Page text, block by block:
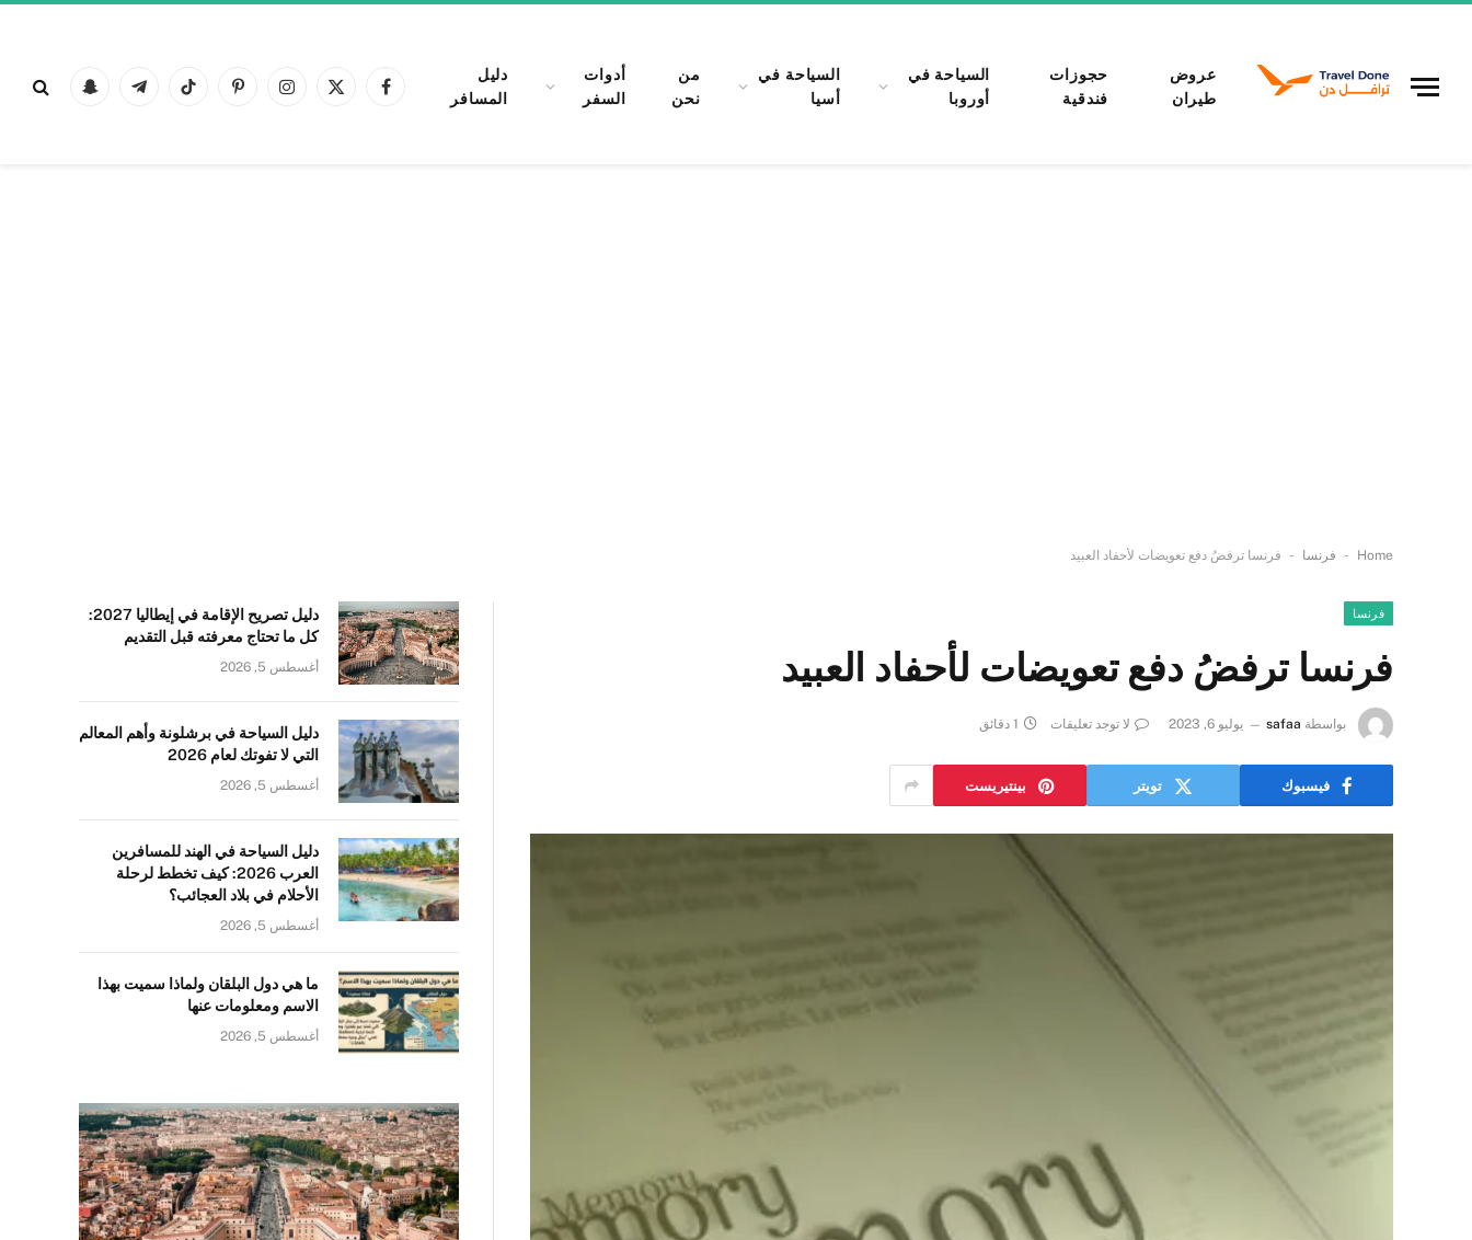
عروض
طيران
حجوزات
فندقية
السياحة في
أوروبا
السياحة في
أسيا
من
نحن
أدوات
السفر
دليل
المسافر
فيسبوكX
الانستغرامبينتيريستتيكتوك تيلقرام Snapchat
Home
- فرنسا - فرنسا ترفضُ دفع تعويضات لأحفاد العبيد
فرنسا
فرنسا ترفضُ دفع تعويضات لأحفاد العبيد
بواسطة safaa يوليو 6, 2023 لا توجد تعليقات 1 دقائق
فيسبوك تويتر بينتيريست
دليل تصريح الإقامة في إيطاليا 2027:
كل ما تحتاج معرفته قبل التقديم
أغسطس 5, 2026
دليل السياحة في برشلونة وأهم المعالم
التي لا تفوتك لعام 2026
أغسطس 5, 2026
دليل السياحة في الهند للمسافرين
العرب 2026: كيف تخطط لرحلة
الأحلام في بلاد العجائب؟
أغسطس 5, 2026
ما هي دول البلقان ولماذا سميت بهذا
الاسم ومعلومات عنها
أغسطس 5, 2026